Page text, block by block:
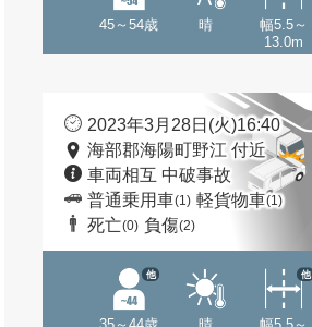
45～54歳 晴
幅5.5～
13.0m
2023年3月28日(火)16:40
海部郡海陽町野江 付近
車両相互 中破事故
普通乗用車(1) 軽貨物車(1)
死亡(0) 負傷(2)
他 他